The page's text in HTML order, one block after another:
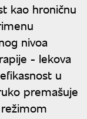
kao hroničnu
nivoa
- lekova
u
premašuje